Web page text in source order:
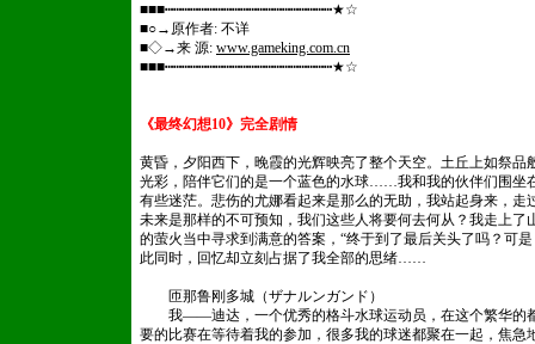
■■■┅┅┅┅┅┅┅┅┅┅┅┅┅┅┅┅┅┅┅┅★☆
■○→原作者: 不详
■◇→来 源: www.gameking.com.cn
■■■┅┅┅┅┅┅┅┅┅┅┅┅┅┅┅┅┅┅┅┅★☆
《最终幻想10》完全剧情
黄昏，夕阳西下，晚霞的光辉映亮了整个天空。土丘上如祭
光彩，陪伴它们的是一个蓝色的水球……我和我的伙伴们围坐
有些迷茫。悲伤的尤娜看起来是那么的无助，我站起身来，
未来是那样的不可预知，我们这些人将要何去何从？我走上
的萤火当中寻求到满意的答案，“终于到了最后关头了吗？可
此同时，回忆却立刻占据了我全部的思绪……
匝那鲁刚多城（ザナルンガンド）
我——迪达，一个优秀的格斗水球运动员，在这个繁华的
要的比赛在等待着我的参加，很多我的球迷都聚在一起，焦